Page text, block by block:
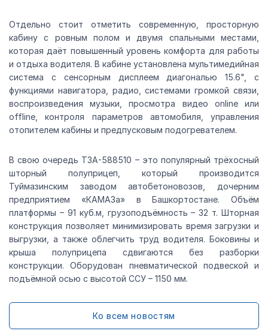
Отдельно стоит отметить современную, просторную
кабину с ровным полом и двумя спальными местами,
которая даёт повышенный уровень комфорта для работы
и отдыха водителя. В кабине установлена мультимедийная
система с сенсорным дисплеем диагональю 15.6", с
функциями навигатора, радио, системами громкой связи,
воспроизведения музыки, просмотра видео online или
offline, контроля параметров автомобиля, управления
отопителем кабины и предпусковым подогревателем.
В свою очередь ТЗА-588510 – это популярный трёхосный
шторный полуприцеп, который производится
Туймазинским заводом автобетоновозов, дочерним
предприятием «КАМАЗа» в Башкортостане. Объём
платформы – 91 куб.м, грузоподъёмность – 32 т. Шторная
конструкция позволяет минимизировать время загрузки и
выгрузки, а также облегчить труд водителя. Боковины и
крыша полуприцепа сдвигаются без разборки
конструкции. Оборудован пневматической подвеской и
подъёмной осью с высотой ССУ – 1150 мм.
Ко всем новостям